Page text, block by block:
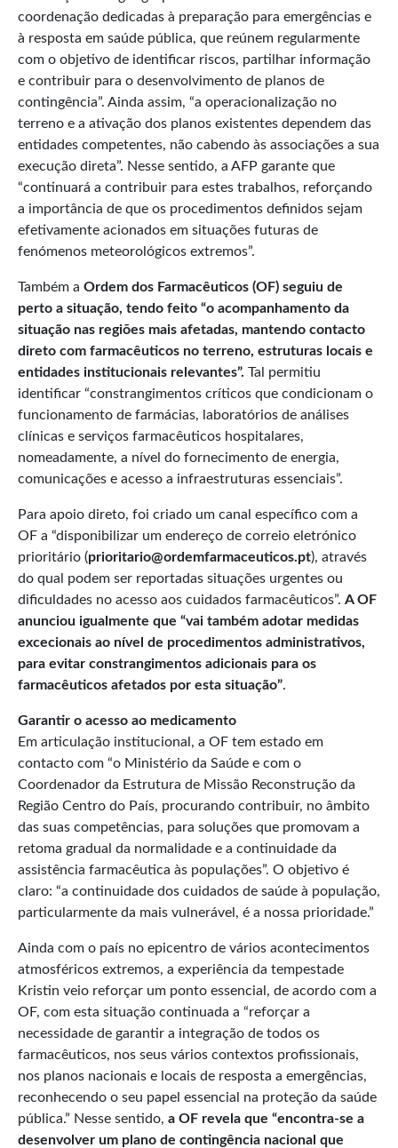
coordenação dedicadas à preparação para emergências e
à resposta em saúde pública, que reúnem regularmente
com o objetivo de identificar riscos, partilhar informação
e contribuir para o desenvolvimento de planos de
contingência”. Ainda assim, “a operacionalização no
terreno e a ativação dos planos existentes dependem das
entidades competentes, não cabendo às associações a sua
execução direta”. Nesse sentido, a AFP garante que
“continuará a contribuir para estes trabalhos, reforçando
a importância de que os procedimentos definidos sejam
efetivamente acionados em situações futuras de
fenómenos meteorológicos extremos”.
Também a Ordem dos Farmacêuticos (OF) seguiu de
perto a situação, tendo feito “o acompanhamento da
situação nas regiões mais afetadas, mantendo contacto
direto com farmacêuticos no terreno, estruturas locais e
entidades institucionais relevantes”. Tal permitiu
identificar “constrangimentos críticos que condicionam o
funcionamento de farmácias, laboratórios de análises
clínicas e serviços farmacêuticos hospitalares,
nomeadamente, a nível do fornecimento de energia,
comunicações e acesso a infraestruturas essenciais”.
Para apoio direto, foi criado um canal específico com a
OF a “disponibilizar um endereço de correio eletrónico
prioritário (prioritario@ordemfarmaceuticos.pt), através
do qual podem ser reportadas situações urgentes ou
dificuldades no acesso aos cuidados farmacêuticos”. A OF
anunciou igualmente que “vai também adotar medidas
excecionais ao nível de procedimentos administrativos,
para evitar constrangimentos adicionais para os
farmacêuticos afetados por esta situação”.
Garantir o acesso ao medicamento
Em articulação institucional, a OF tem estado em
contacto com “o Ministério da Saúde e com o
Coordenador da Estrutura de Missão Reconstrução da
Região Centro do País, procurando contribuir, no âmbito
das suas competências, para soluções que promovam a
retoma gradual da normalidade e a continuidade da
assistência farmacêutica às populações”. O objetivo é
claro: “a continuidade dos cuidados de saúde à população,
particularmente da mais vulnerável, é a nossa prioridade.”
Ainda com o país no epicentro de vários acontecimentos
atmosféricos extremos, a experiência da tempestade
Kristin veio reforçar um ponto essencial, de acordo com a
OF, com esta situação continuada a “reforçar a
necessidade de garantir a integração de todos os
farmacêuticos, nos seus vários contextos profissionais,
nos planos nacionais e locais de resposta a emergências,
reconhecendo o seu papel essencial na proteção da saúde
pública.” Nesse sentido, a OF revela que “encontra-se a
desenvolver um plano de contingência nacional que